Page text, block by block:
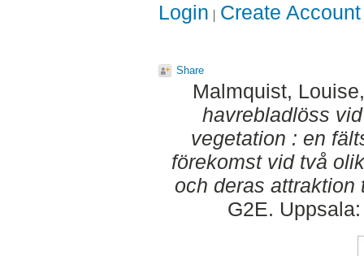
Login Create Account
Share
Malmquist, Louise
havrebladlöss
vegetation : en
förekomst vid två
och deras
G2E.